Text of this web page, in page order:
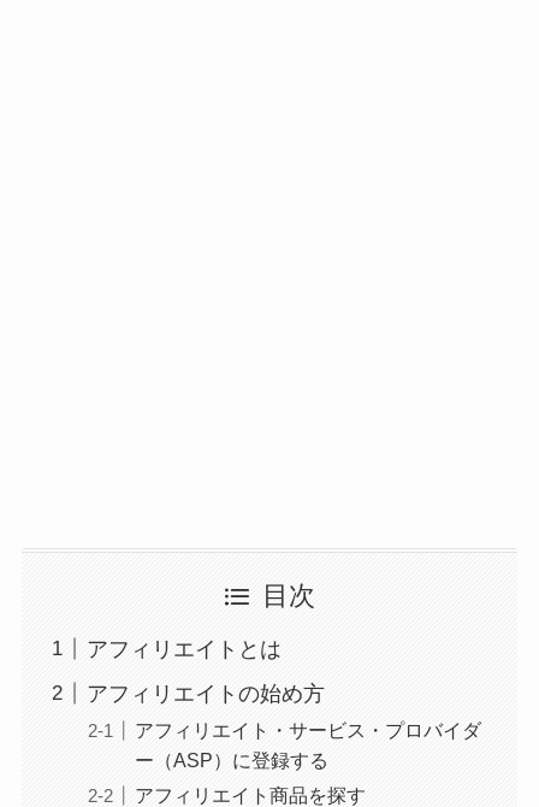
目次
アフィリエイトとは
アフィリエイトの始め方
アフィリエイト・サービス・プロバイダ
ー（ASP）に登録する
アフィリエイト商品を探す